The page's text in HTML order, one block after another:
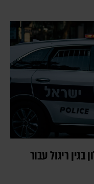
ריגול עבור